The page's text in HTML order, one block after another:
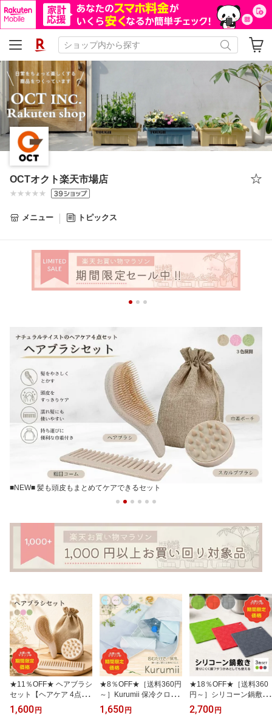
OCTオクト楽天市場店
メニュー トピックス
■NEW■ 髪も頭皮もまとめてケアできるセット
★11％OFF★ ヘアブラシ
セット【ヘアケア 4点セ
ット】麦わら配合 ナチュ
ラル テイスト【ヘアブラ
1,600 円
★8％OFF★［送料360円
～］Kurumii 保冷クロス
【包むだけ 簡単保冷】
約55×55cm 保冷 ランチ
1,650 円
★18％OFF★［送料360
円～］シリコーン鍋敷き
3色セット 【全色セット
耐熱200°C 鍋つかみ 滑
2,700 円